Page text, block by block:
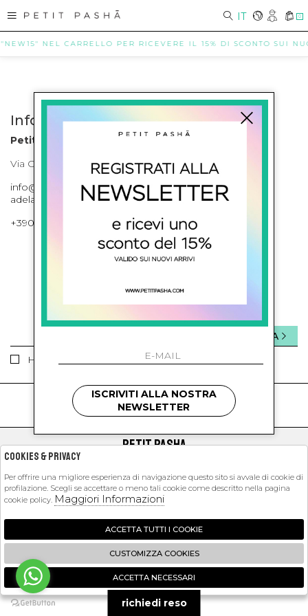
IT 0
NEL CARRELLO PER RICEVERE IL 15% DI SCONTO SUI
Info contatti
Petit Pasha
Via Cilea, 255 Napoli Corso Umberto I 301 Napoli
info@petitpasha.com, petitpasha@hotmail.it,
adelaide.petitpasha@hotmail.com
+39081643421 , +390812351280
ISCRIVITI ALLA NEWSLETTER
Ho letto ed accettato le condizioni sulla privacy.
INVIA
kids
PETIT PASHA
EXTRA
2026 Petit Pasha - P.iva : 09423341214 Powered by
Zucchetti
🍪
ISCRIVITI ALLA NOSTRA
NEWSLETTER
richiedi reso
Cookies & Privacy
Per offrire una migliore esperienza di navigazione questo sito si avvale di cookie di
profilazione. Scegli se accettare o meno tali cookie come descritto nella pagina
cookie policy. Maggiori Informazioni
ACCETTA TUTTI I COOKIE
CUSTOMIZZA COOKIES
ACCETTA NECESSARI